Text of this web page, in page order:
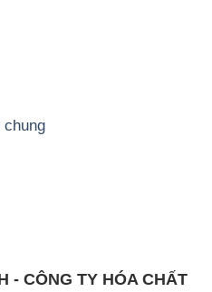
chung
- CÔNG TY HÓA CHẤT